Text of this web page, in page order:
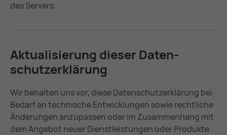
des Servers.
Ak­tua­li­sie­rung die­ser Da­ten­
schutz­er­klä­rung
Wir behalten uns vor, diese Datenschutzerklärung bei
Bedarf an technische Entwicklungen sowie rechtliche
Änderungen anzupassen oder im Zusammenhang mit
dem Angebot neuer Dienstleistungen oder Produkte